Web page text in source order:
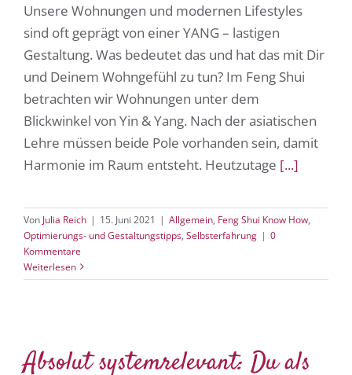
Unsere Wohnungen und modernen Lifestyles
sind oft geprägt von einer YANG – lastigen
Gestaltung. Was bedeutet das und hat das mit Dir
und Deinem Wohngefühl zu tun? Im Feng Shui
betrachten wir Wohnungen unter dem
Blickwinkel von Yin & Yang. Nach der asiatischen
Lehre müssen beide Pole vorhanden sein, damit
Harmonie im Raum entsteht. Heutzutage [...]
Von Julia Reich | 15. Juni 2021 | Allgemein, Feng Shui Know How,
Optimierungs- und Gestaltungstipps, Selbsterfahrung | 0
Kommentare
Weiterlesen
Absolut systemrelevant: Du als